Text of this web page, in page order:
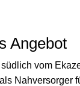
Angebot
vom
Nahversorger